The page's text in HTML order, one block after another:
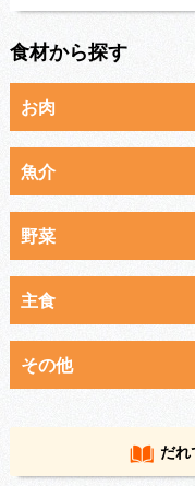
食材から探す
お肉
魚介
野菜
主食
その他
だれ